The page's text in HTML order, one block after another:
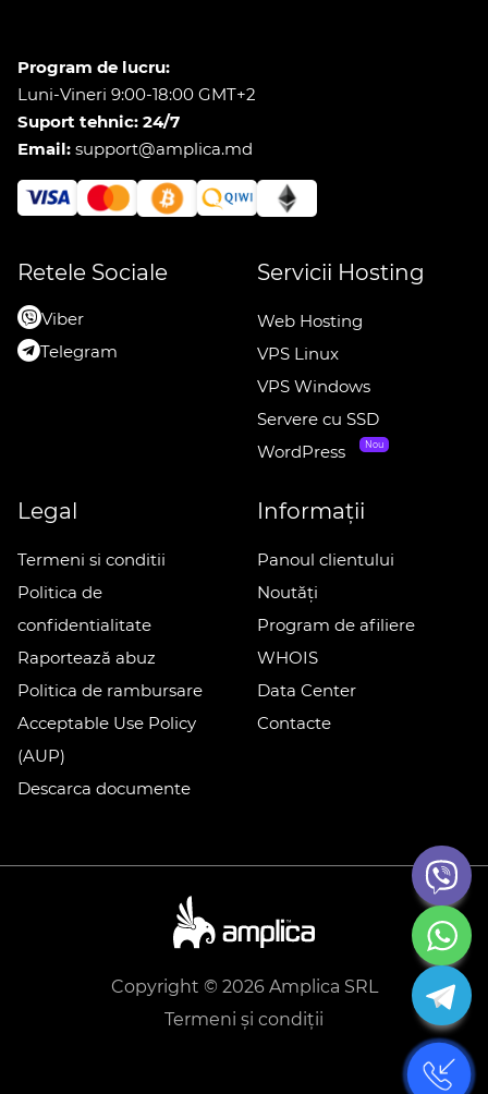
Program de lucru:
Luni-Vineri 9:00-18:00 GMT+2
Suport tehnic: 24/7
Email: support@amplica.md
Retele Sociale
Viber
Telegram
Servicii Hosting
Web Hosting
VPS Linux
VPS Windows
Servere cu SSD
Nou
WordPress
Legal
Termeni si conditii
Politica de
confidentialitate
Raportează abuz
Politica de rambursare
Acceptable Use Policy
(AUP)
Descarca documente
Informații
Panoul clientului
Noutăți
Program de afiliere
WHOIS
Data Center
Contacte
Copyright © 2026 Amplica SRL
Termeni și condiții